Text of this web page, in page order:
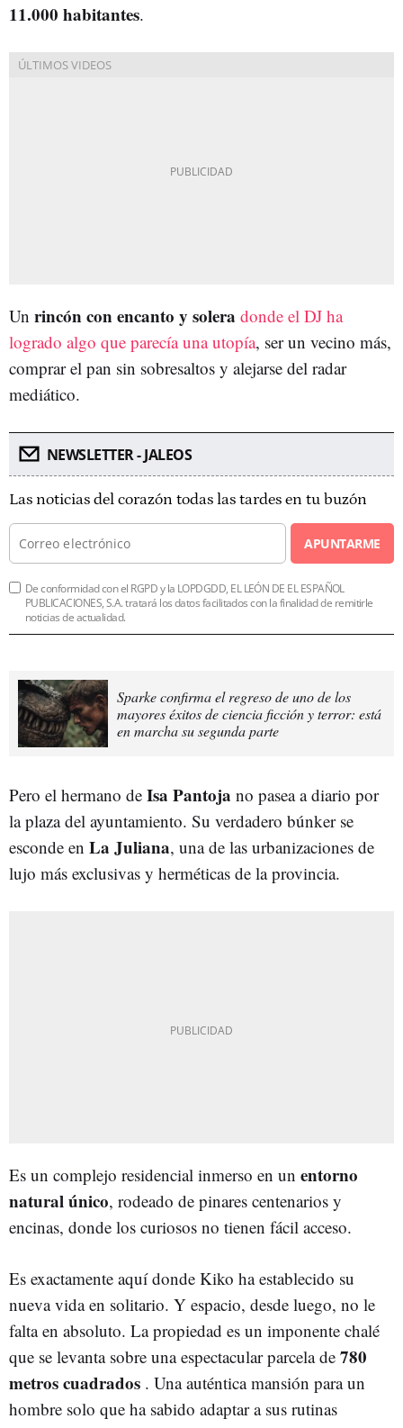
11.000 habitantes.
Un rincón con encanto y solera donde el DJ ha
logrado algo que parecía una utopía, ser un vecino más,
comprar el pan sin sobresaltos y alejarse del radar
mediático.
NEWSLETTER - JALEOS
Las noticias del corazón todas las tardes en tu buzón
APUNTARME
De conformidad con el RGPD y la LOPDGDD, EL LEÓN DE EL ESPAÑOL
PUBLICACIONES, S.A. tratará los datos facilitados con la finalidad de remitirle
noticias de actualidad.
Sparke confirma el regreso de uno de los
mayores éxitos de ciencia ficción y terror: está
en marcha su segunda parte
Pero el hermano de Isa Pantoja no pasea a diario por
la plaza del ayuntamiento. Su verdadero búnker se
esconde en La Juliana, una de las urbanizaciones de
lujo más exclusivas y herméticas de la provincia.
Es un complejo residencial inmerso en un entorno
natural único, rodeado de pinares centenarios y
encinas, donde los curiosos no tienen fácil acceso.
Es exactamente aquí donde Kiko ha establecido su
nueva vida en solitario. Y espacio, desde luego, no le
falta en absoluto. La propiedad es un imponente chalé
que se levanta sobre una espectacular parcela de 780
metros cuadrados . Una auténtica mansión para un
hombre solo que ha sabido adaptar a sus rutinas